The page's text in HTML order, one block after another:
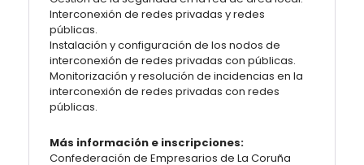
Interconexión de redes privadas y redes
públicas.
Instalación y configuración de los nodos de
interconexión de redes privadas con públicas.
Monitorización y resolución de incidencias en la
interconexión de redes privadas con redes
públicas.
Más información e inscripciones:
Confederación de Empresarios de La Coruña